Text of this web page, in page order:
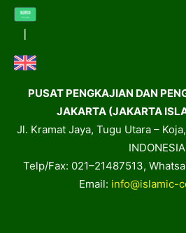
PUSAT PENGKAJIAN DAN
JAKARTA (JAKARTA
Jl. Kramat Jaya, Tugu Utara –
INDONESIA
Telp/Fax: 021–21487513,
Email: info@islamic-